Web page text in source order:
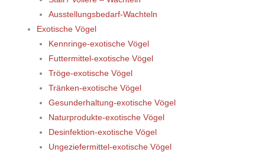
Ausstellungsbedarf-Wachteln
Exotische Vögel
Kennringe-exotische Vögel
Futtermittel-exotische Vögel
Tröge-exotische Vögel
Tränken-exotische Vögel
Gesunderhaltung-exotische Vögel
Naturprodukte-exotische Vögel
Desinfektion-exotische Vögel
Ungeziefermittel-exotische Vögel